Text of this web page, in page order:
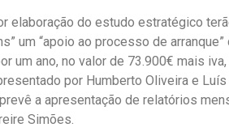
elaboração do estudo estratégico
um “apoio ao processo de
um ano, no valor de 73.900€ mais
por Humberto Oliveira e
a apresentação de relatórios
Simões.